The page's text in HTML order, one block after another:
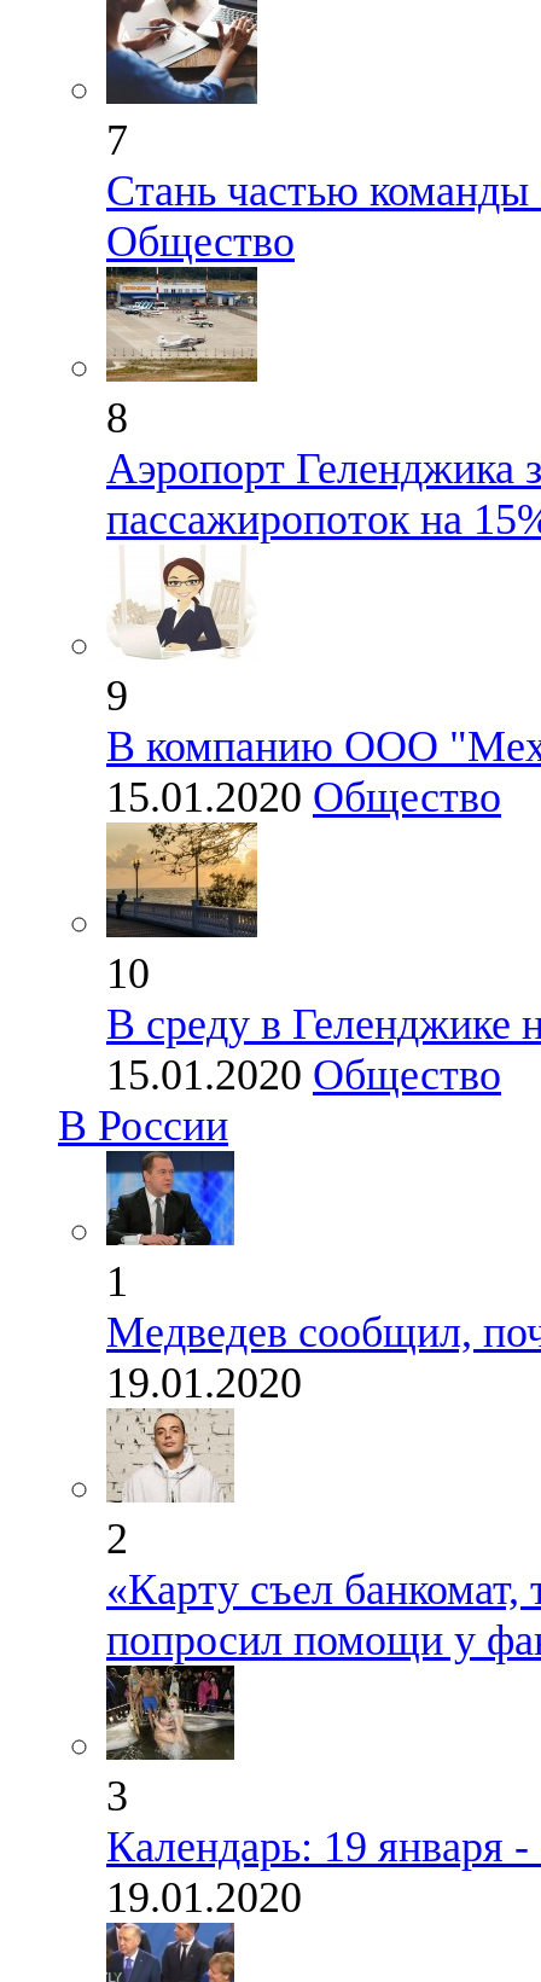
7
Стань частью
Общество
8
Аэропорт Геленджика
пассажиропоток на
9
В компанию ООО
15.01.2020 Общество
10
В среду в Геленджике
15.01.2020 Общество
В России
1
Медведев сообщил,
19.01.2020
2
«Карту съел
попросил помощи у
3
Календарь: 19 января
19.01.2020